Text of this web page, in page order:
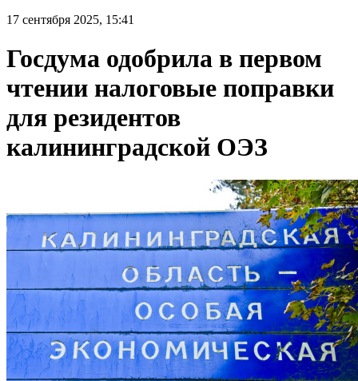
17 сентября 2025, 15:41
Госдума одобрила в первом
чтении налоговые поправки
для резидентов
калининградской ОЭЗ